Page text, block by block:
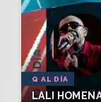
Q AL DÍA
LALI